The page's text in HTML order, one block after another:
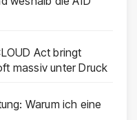
Act bringt
massiv unter Druck
Warum ich eine